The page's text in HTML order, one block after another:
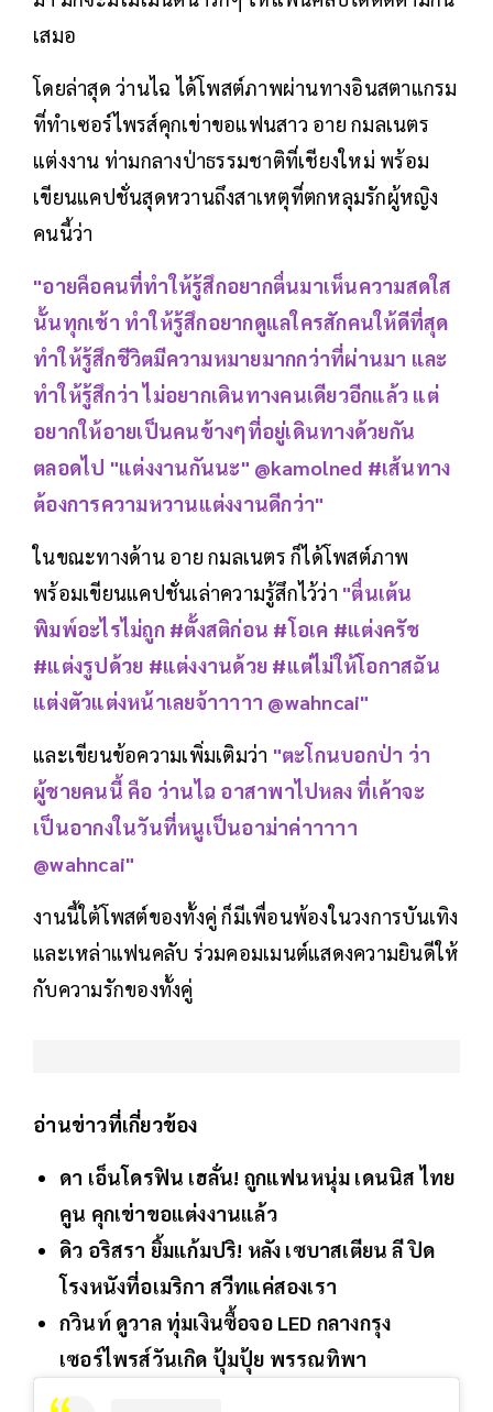
เสมอ
โดยล่าสุด ว่านไฉ ได้โพสต์ภาพผ่านทางอินสตาแกรม
ที่ทำเซอร์ไพรส์คุกเข่าขอแฟนสาว อาย กมลเนตร
แต่งงาน ท่ามกลางป่าธรรมชาติที่เชียงใหม่ พร้อม
เขียนแคปชั่นสุดหวานถึงสาเหตุที่ตกหลุมรักผู้หญิง
คนนี้ว่า
"อายคือคนที่ทำให้รู้สึกอยากตื่นมาเห็นความสดใส
นั้นทุกเช้า ทำให้รู้สึกอยากดูแลใครสักคนให้ดีที่สุด
ทำให้รู้สึกชีวิตมีความหมายมากกว่าที่ผ่านมา และ
ทำให้รู้สึกว่า ไม่อยากเดินทางคนเดียวอีกแล้ว แต่
อยากให้อายเป็นคนข้างๆที่อยู่เดินทางด้วยกัน
ตลอดไป "แต่งงานกันนะ" @kamolned #เส้นทาง
ต้องการความหวานแต่งงานดีกว่า"
ในขณะทางด้าน อาย กมลเนตร ก็ได้โพสต์ภาพ
พร้อมเขียนแคปชั่นเล่าความรู้สึกไว้ว่า "ตื่นเต้น
พิมพ์อะไรไม่ถูก #ตั้งสติก่อน #โอเค #แต่งครัช
#แต่งรูปด้วย #แต่งงานด้วย #แต่ไม่ให้โอกาสฉัน
แต่งตัวแต่งหน้าเลยจ้าาาาา @wahncai"
และเขียนข้อความเพิ่มเติมว่า "ตะโกนบอกป่า ว่า
ผู้ชายคนนี้ คือ ว่านไฉ อาสาพาไปหลง ที่เค้าจะ
เป็นอากงในวันที่หนูเป็นอาม่าค่าาาาา
@wahncai"
งานนี้ใต้โพสต์ของทั้งคู่ ก็มีเพื่อนพ้องในวงการบันเทิง
และเหล่าแฟนคลับ ร่วมคอมเมนต์แสดงความยินดีให้
กับความรักของทั้งคู่
อ่านข่าวที่เกี่ยวข้อง
ดา เอ็นโดรฟิน เฮลั่น! ถูกแฟนหนุ่ม เดนนิส ไทย
คูน คุกเข่าขอแต่งงานแล้ว
ดิว อริสรา ยิ้มแก้มปริ! หลัง เซบาสเตียน ลี ปิด
โรงหนังที่อเมริกา สวีทแค่สองเรา
กวินท์ ดูวาล ทุ่มเงินซื้อจอ LED กลางกรุง
เซอร์ไพรส์วันเกิด ปุ้มปุ้ย พรรณทิพา